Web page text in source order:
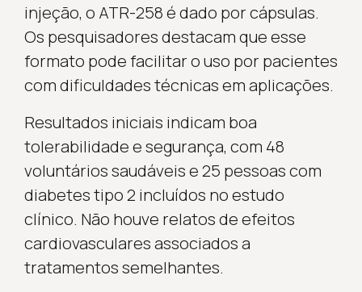
injeção, o ATR-258 é dado por cápsulas.
Os pesquisadores destacam que esse
formato pode facilitar o uso por pacientes
com dificuldades técnicas em aplicações.
Resultados iniciais indicam boa
tolerabilidade e segurança, com 48
voluntários saudáveis e 25 pessoas com
diabetes tipo 2 incluídos no estudo
clínico. Não houve relatos de efeitos
cardiovasculares associados a
tratamentos semelhantes.